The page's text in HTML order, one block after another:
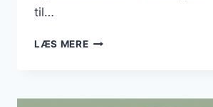
til…
LÆS MEREKØBENHAVN
MADKLUBBER